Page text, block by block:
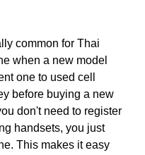
common for Thai
when a new model
one to used cell
before buying a new
don't need to register
handsets, you just
This makes it easy